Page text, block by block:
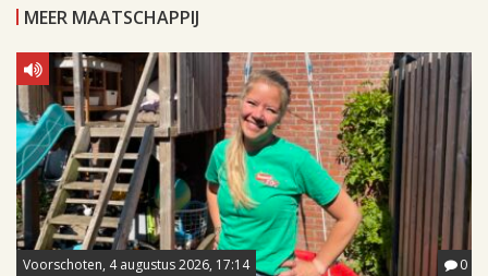
MEER MAATSCHAPPIJ
Voorschoten, 4 augustus 2026, 17:14 0